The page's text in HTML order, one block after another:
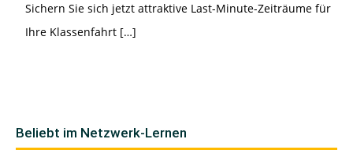
Sichern Sie sich jetzt attraktive Last-Minute-Zeiträume für
Ihre Klassenfahrt […]
Beliebt im Netzwerk-Lernen